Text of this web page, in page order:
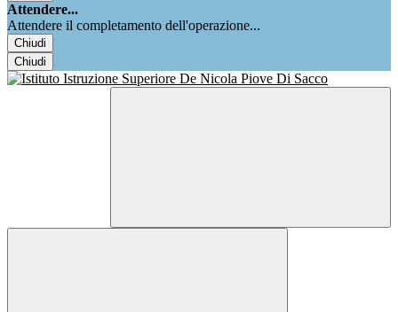
Attendere...
Attendere il completamento dell'operazione...
Chiudi
Chiudi